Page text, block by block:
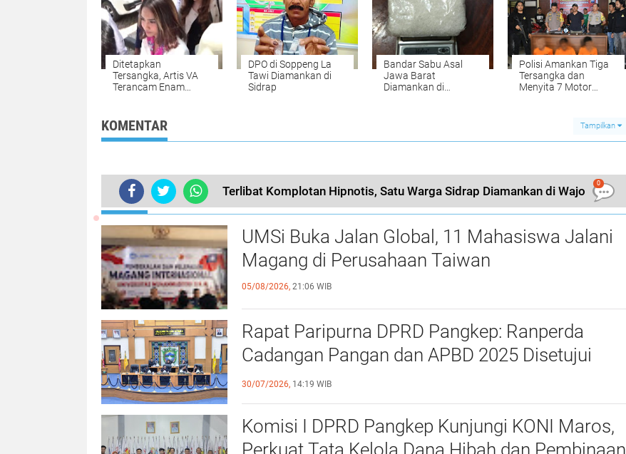
Ditetapkan
Tersangka, Artis VA
Terancam Enam
DPO di Soppeng La
Tawi Diamankan di
Sidrap
Bandar Sabu Asal
Jawa Barat
Diamankan di
Polisi Amankan Tiga
Tersangka dan
Menyita 7 Motor
KOMENTAR Tampilkan
Terlibat Komplotan Hipnotis, Satu Warga Sidrap Diamankan di Wajo
0
TERKINI
UMSi Buka Jalan Global, 11 Mahasiswa Jalani
Magang di Perusahaan Taiwan
05/08/2026, 21:06 WIB
Rapat Paripurna DPRD Pangkep: Ranperda
Cadangan Pangan dan APBD 2025 Disetujui
dengan Sejumlah Catatan
30/07/2026, 14:19 WIB
Komisi I DPRD Pangkep Kunjungi KONI Maros,